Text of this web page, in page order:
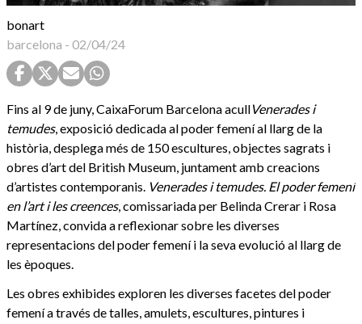
bonart
barcelona - 02/04/24
Fins al 9 de juny, CaixaForum Barcelona acullVenerades i
temudes, exposició dedicada al poder femení al llarg de la
història, desplega més de 150 escultures, objectes sagrats i
obres d’art del British Museum, juntament amb creacions
d’artistes contemporanis. Venerades i temudes. El poder femení
en l’art i les creences, comissariada per Belinda Crerar i Rosa
Martínez, convida a reflexionar sobre les diverses
representacions del poder femení i la seva evolució al llarg de
les èpoques.
Les obres exhibides exploren les diverses facetes del poder
femení a través de talles, amulets, escultures, pintures i